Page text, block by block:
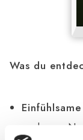
Was du
und zum